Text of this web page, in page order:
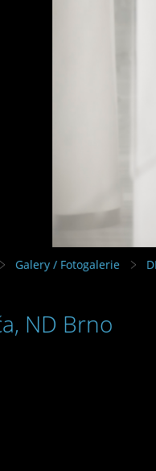
Galery / Fotogalerie
ND Brno